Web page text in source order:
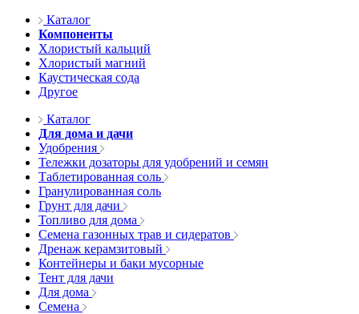
Каталог
Компоненты
Хлористый кальций
Хлористый магний
Каустическая сода
Другое
Каталог
Для дома и дачи
Удобрения
Тележки дозаторы для удобрений и семян
Таблетированная соль
Гранулированная соль
Грунт для дачи
Топливо для дома
Семена газонных трав и сидератов
Дренаж керамзитовый
Контейнеры и баки мусорные
Тент для дачи
Для дома
Семена